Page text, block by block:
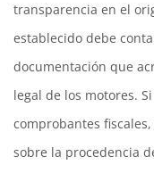
transparencia en el
establecido debe
documentación que
legal de los motores.
comprobantes
sobre la procedencia